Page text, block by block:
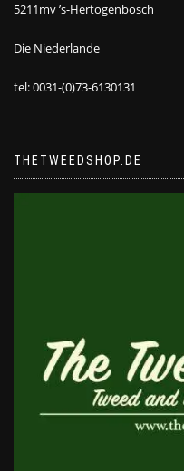
5211mv ’s-Hertogenbosch
Die Niederlande
tel: 0031-(0)73-6130131
THETWEEDSHOP.DE